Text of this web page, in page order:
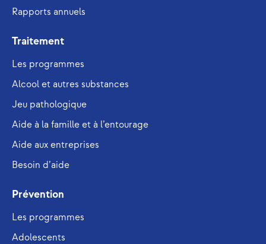
Rapports annuels
Traitement
Les programmes
Alcool et autres substances
Jeu pathologique
Aide à la famille et à l’entourage
Aide aux entreprises
Besoin d’aide
Prévention
Les programmes
Adolescents